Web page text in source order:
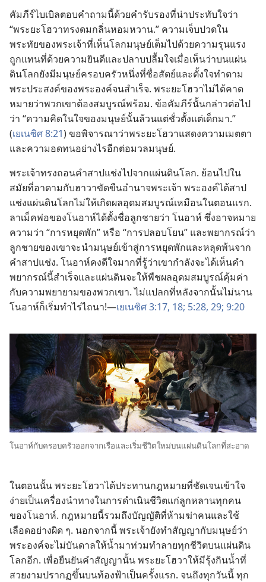
คัมภีร์​ไบเบิล​ตอบ​คำ​ถาม​นี้​ด้วย​คำ​รับรอง​ที่​น่า​ประทับใจ​ว่า
“พระ​ยะโฮวา​ทรง​ดม​กลิ่น​หอม​หวาน.” ความ​เจ็บ​ปวด​ใน​
พระทัย​ของ​พระเจ้า​ที่​เห็น​โลก​มนุษย์​เต็ม​ไป​ด้วย​ความ​รุนแรง​
ถูก​แทน​ที่​ด้วย​ความ​ยินดี​และ​ปลาบปลื้ม​ใจ​เมื่อ​เห็น​ว่า​บน​แผ่น
ดิน​โลก​ยัง​มี​มนุษย์​ครอบครัว​หนึ่ง​ที่​ซื่อ​สัตย์​และ​ตั้งใจ​ทำ​ตาม​
พระ​ประสงค์​ของ​พระองค์​จน​สำเร็จ. พระ​ยะโฮวา​ไม่​ได้​คาด​
หมาย​ว่า​พวก​เขา​ต้อง​สมบูรณ์​พร้อม. ข้อ​คัมภีร์​นั้น​กล่าว​ต่อ​ไป​
ว่า “ความ​คิด​ใน​ใจ​ของ​มนุษย์​นั้น​ล้วน​แต่​ชั่ว​ตั้ง​แต่​เด็ก​มา.”
(เยเนซิศ 8:21) ขอ​พิจารณา​ว่า​พระ​ยะโฮวา​แสดง​ความ​เมตตา​
และ​ความ​อด​ทน​อย่าง​ไร​อีก​ต่อ​มวล​มนุษย์.
พระเจ้า​ทรง​ถอน​คำ​สาป​แช่ง​ไป​จาก​แผ่นดิน​โลก. ย้อน​ไป​ใน​
สมัย​ที่​อาดาม​กับ​ฮาวา​ขัด​ขืน​อำนาจ​พระเจ้า พระองค์​ได้​สาป​
แช่ง​แผ่นดิน​โลก​ไม่​ให้​เกิด​ผล​อุดม​สมบูรณ์​เหมือน​ใน​ตอน​แรก.
ลาเม็ค​พ่อ​ของ​โนอาห์​ได้​ตั้ง​ชื่อ​ลูก​ชาย​ว่า โนอาห์ ซึ่ง​อาจ​หมาย​
ความ​ว่า “การ​หยุด​พัก” หรือ “การ​ปลอบโยน” และ​พยากรณ์​ว่า​
ลูก​ชาย​ของ​เขา​จะ​นำ​มนุษย์​เข้า​สู่​การ​หยุด​พัก​และ​หลุด​พ้น​จาก​
คำ​สาป​แช่ง. โนอาห์​คง​ดีใจ​มาก​ที่​รู้​ว่า​เขา​กำลัง​จะ​ได้​เห็น​คำ​
พยากรณ์​นี้​สำเร็จ​และ​แผ่นดิน​จะ​ให้​พืช​ผล​อุดม​สมบูรณ์​คุ้มค่า​
กับ​ความ​พยายาม​ของ​พวก​เขา. ไม่​แปลก​ที่​หลัง​จาก​นั้น​ไม่​นาน
โนอาห์​ก็​เริ่ม​ทำ​ไร่​ไถ​นา!—เยเนซิศ 3:17, 18; 5:28, 29; 9:20
โนอาห์​กับ​ครอบครัว​ออก​จาก​เรือ​และ​เริ่ม​ชีวิต​ใหม่​บน​แผ่นดิน​โลก​ที่​สะอาด
ใน​ตอน​นั้น พระ​ยะโฮวา​ได้​ประทาน​กฎหมาย​ที่​ชัดเจน​เข้าใจ​
ง่าย​เป็น​เครื่อง​นำ​ทาง​ใน​การ​ดำเนิน​ชีวิต​แก่​ลูก​หลาน​ทุก​คน​
ของ​โนอาห์. กฎหมาย​นี้​รวม​ถึง​บัญญัติ​ที่​ห้าม​ฆ่า​คน​และ​ใช้​
เลือด​อย่าง​ผิด ๆ. นอก​จาก​นี้ พระเจ้า​ยัง​ทำ​สัญญา​กับ​มนุษย์​ว่า​
พระองค์​จะ​ไม่​บันดาล​ให้​น้ำ​มา​ท่วม​ทำลาย​ทุก​ชีวิต​บน​แผ่นดิน​
โลก​อีก. เพื่อ​ยืน​ยัน​คำ​สัญญา​นั้น พระ​ยะโฮวา​ให้​มี​รุ้ง​กิน​น้ำ​ที่​
สวย​งาม​ปรากฏ​ขึ้น​บน​ท้องฟ้า​เป็น​ครั้ง​แรก. จน​ถึง​ทุก​วัน​นี้ ทุก​